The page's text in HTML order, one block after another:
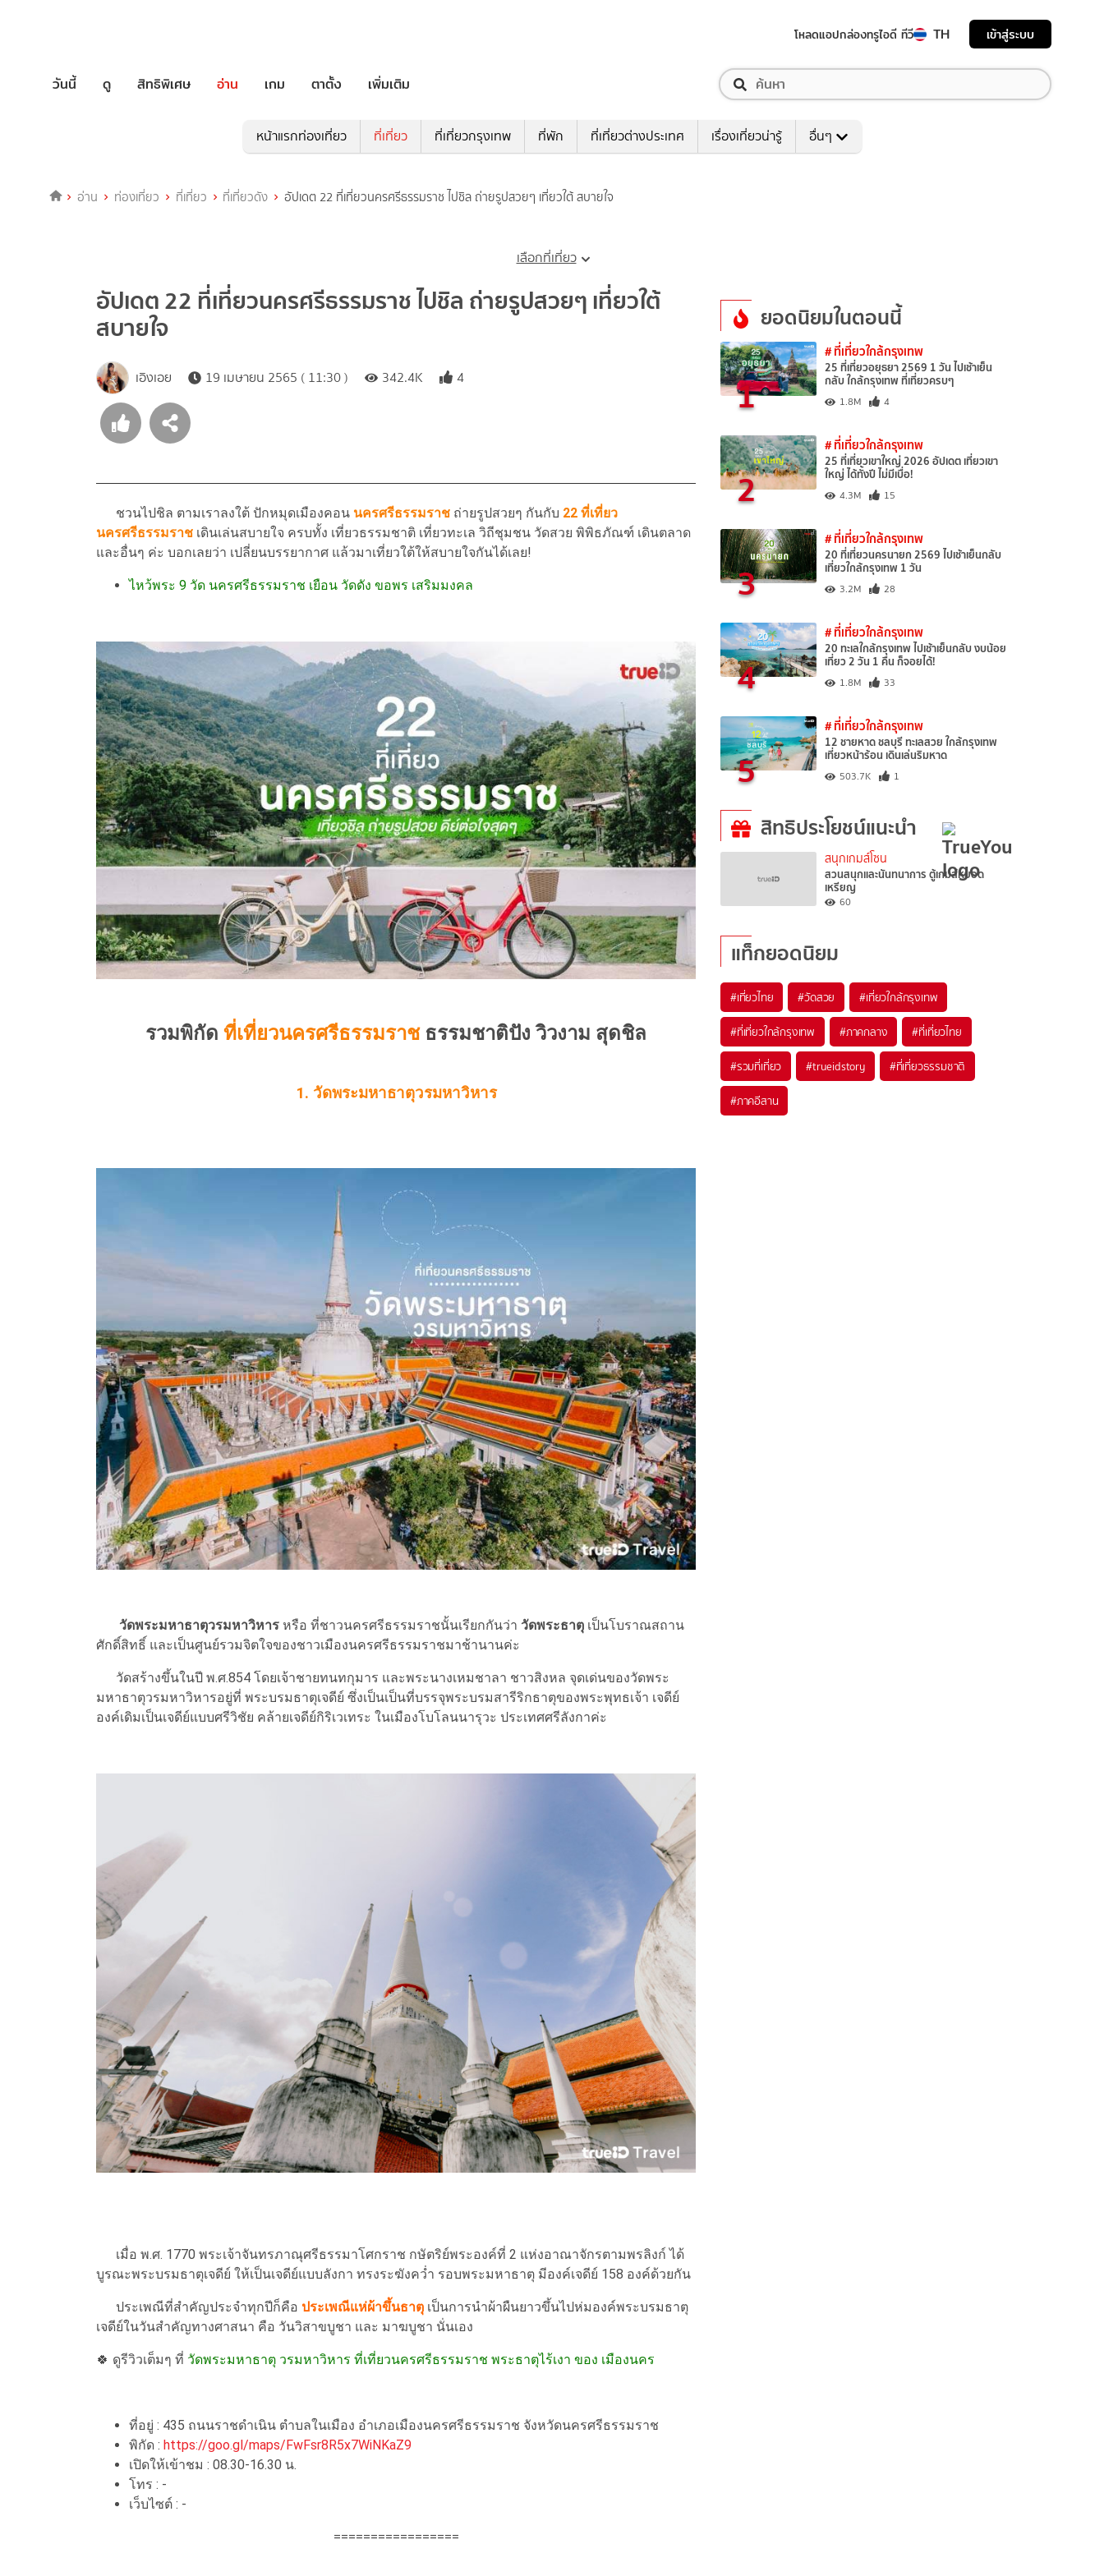
โหลดแอปกล่องทรูไอดี ทีวี TH เข้าสู่ระบบ
วันนี้ ดู สิทธิพิเศษ อ่าน เกม ตาตั้ง เพิ่มเติม
หน้าแรกท่องเที่ยว ที่เที่ยว ที่เที่ยวกรุงเทพ ที่พัก ที่เที่ยวต่างประเทศ เรื่องเที่ยวน่ารู้ อื่นๆ
อ่าน ท่องเที่ยว ที่เที่ยว ที่เที่ยวดัง อัปเดต 22 ที่เที่ยวนครศรีธรรมราช ไปชิล ถ่ายรูปสวยๆ เที่ยวใต้ สบายใจ
เลือกที่เที่ยว
อัปเดต 22 ที่เที่ยวนครศรีธรรมราช ไปชิล ถ่ายรูปสวยๆ เที่ยวใต้
สบายใจ
เอิงเอย 19 เมษายน 2565 ( 11:30 ) 342.4K 4
ชวนไปชิล ตามเราลงใต้ ปักหมุดเมืองคอน นครศรีธรรมราช ถ่ายรูปสวยๆ กันกับ 22 ที่เที่ยว
นครศรีธรรมราช เดินเล่นสบายใจ ครบทั้ง เที่ยวธรรมชาติ เที่ยวทะเล วิถีชุมชน วัดสวย พิพิธภัณฑ์ เดินตลาด
และอื่นๆ ค่ะ บอกเลยว่า เปลี่ยนบรรยากาศ แล้วมาเที่ยวใต้ให้สบายใจกันได้เลย!
ไหว้พระ 9 วัด นครศรีธรรมราช เยือน วัดดัง ขอพร เสริมมงคล
รวมพิกัด ที่เที่ยวนครศรีธรรมราชธรรมชาติปัง วิวงาม สุดชิล
1. วัดพระมหาธาตุวรมหาวิหาร
วัดพระมหาธาตุวรมหาวิหาร หรือ ที่ชาวนครศรีธรรมราชนั้นเรียกกันว่า วัดพระธาตุ เป็นโบราณสถาน
ศักดิ์สิทธิ์ และเป็นศูนย์รวมจิตใจของชาวเมืองนครศรีธรรมราชมาช้านานค่ะ
วัดสร้างขึ้นในปี พ.ศ.854 โดยเจ้าชายทนทกุมาร และพระนางเหมชาลา ชาวสิงหล จุดเด่นของวัดพระ
มหาธาตุวรมหาวิหารอยู่ที่ พระบรมธาตุเจดีย์ ซึ่งเป็นเป็นที่บรรจุพระบรมสารีริกธาตุของพระพุทธเจ้า เจดีย์
องค์เดิมเป็นเจดีย์แบบศรีวิชัย คล้ายเจดีย์กิริเวเทระ ในเมืองโบโลนนารุวะ ประเทศศรีลังกาค่ะ
เมื่อ พ.ศ. 1770 พระเจ้าจันทรภาณุศรีธรรมาโศกราช กษัตริย์พระองค์ที่ 2 แห่งอาณาจักรตามพรลิงก์ ได้
บูรณะพระบรมธาตุเจดีย์ ให้เป็นเจดีย์แบบลังกา ทรงระฆังคว่ำ รอบพระมหาธาตุ มีองค์เจดีย์ 158 องค์ด้วยกัน
ประเพณีที่สำคัญประจำทุกปีก็คือ ประเพณีแห่ผ้าขึ้นธาตุ เป็นการนำผ้าผืนยาวขึ้นไปห่มองค์พระบรมธาตุ
เจดีย์ในวันสำคัญทางศาสนา คือ วันวิสาขบูชา และ มาฆบูชา นั่นเอง
🍀 ดูรีวิวเต็มๆ ที่ วัดพระมหาธาตุ วรมหาวิหาร ที่เที่ยวนครศรีธรรมราช พระธาตุไร้เงา ของ เมืองนคร
ที่อยู่ : 435 ถนนราชดำเนิน ตำบลในเมือง อำเภอเมืองนครศรีธรรมราช จังหวัดนครศรีธรรมราช
พิกัด : https://goo.gl/maps/FwFsr8R5x7WiNKaZ9
เปิดให้เข้าชม : 08.30-16.30 น.
โทร : -
เว็บไซต์ : -
=================
ยอดนิยมในตอนนี้
1
# ที่เที่ยวใกล้กรุงเทพ
25 ที่เที่ยวอยุธยา 2569 1 วัน ไปเช้าเย็น
กลับ ใกล้กรุงเทพ ที่เที่ยวครบๆ
1.8M 4
2
# ที่เที่ยวใกล้กรุงเทพ
25 ที่เที่ยวเขาใหญ่ 2026 อัปเดต เที่ยวเขา
ใหญ่ ได้ทั้งปี ไม่มีเบื่อ!
4.3M 15
3
# ที่เที่ยวใกล้กรุงเทพ
20 ที่เที่ยวนครนายก 2569 ไปเช้าเย็นกลับ
เที่ยวใกล้กรุงเทพ 1 วัน
3.2M 28
4
# ที่เที่ยวใกล้กรุงเทพ
20 ทะเลใกล้กรุงเทพ ไปเช้าเย็นกลับ งบน้อย
เที่ยว 2 วัน 1 คืน ก็จอยได้!
1.8M 33
5
# ที่เที่ยวใกล้กรุงเทพ
12 ชายหาด ชลบุรี ทะเลสวย ใกล้กรุงเทพ
เที่ยวหน้าร้อน เดินเล่นริมหาด
503.7K 1
สิทธิประโยชน์แนะนำ
สนุกเกมส์โซน
สวนสนุกและนันทนาการ ตู้เกมส์หยอด
เหรียญ
60
แท็กยอดนิยม
#เที่ยวไทย #วัดสวย #เที่ยวใกล้กรุงเทพ
#ที่เที่ยวใกล้กรุงเทพ #ภาคกลาง #ที่เที่ยวไทย
#รวมที่เที่ยว #trueidstory #ที่เที่ยวธรรมชาติ
#ภาคอีสาน